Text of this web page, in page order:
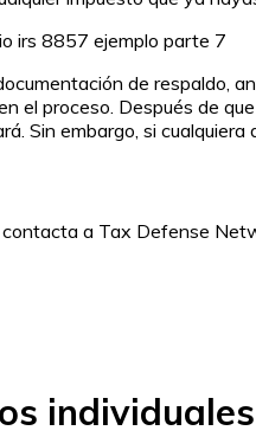
de respaldo,
el proceso. Después de
Sin embargo, si
contacta a Tax Defense
individuales